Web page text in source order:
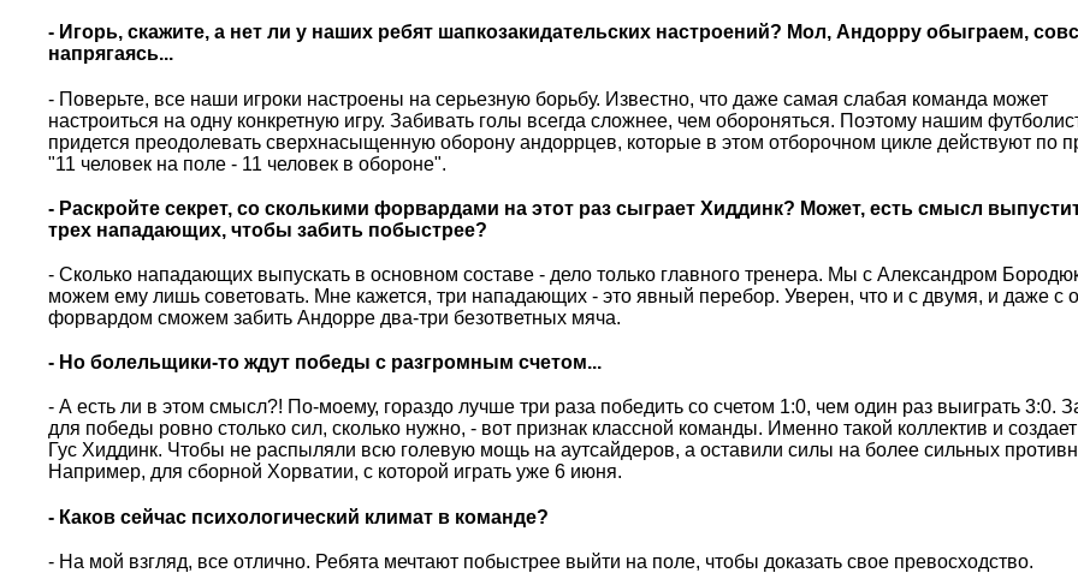
- Игорь, скажите, а нет ли у наших ребят шапкозакидательских настроений? Мол, Андорру обыграем,
напрягаясь...
- Поверьте, все наши игроки настроены на серьезную борьбу. Известно, что даже самая слабая команда может
настроиться на одну конкретную игру. Забивать голы всегда сложнее, чем обороняться. Поэтому нашим
придется преодолевать сверхнасыщенную оборону андоррцев, которые в этом отборочном цикле действуют по
"11 человек на поле - 11 человек в обороне".
- Раскройте секрет, со сколькими форвардами на этот раз сыграет Хиддинк? Может, есть смысл
трех нападающих, чтобы забить побыстрее?
- Сколько нападающих выпускать в основном составе - дело только главного тренера. Мы с Александром
можем ему лишь советовать. Мне кажется, три нападающих - это явный перебор. Уверен, что и с двумя, и даже с
форвардом сможем забить Андорре два-три безответных мяча.
- Но болельщики-то ждут победы с разгромным счетом...
- А есть ли в этом смысл?! По-моему, гораздо лучше три раза победить со счетом 1:0, чем один раз выиграть 3:0.
для победы ровно столько сил, сколько нужно, - вот признак классной команды. Именно такой коллектив и
Гус Хиддинк. Чтобы не распыляли всю голевую мощь на аутсайдеров, а оставили силы на более сильных
Например, для сборной Хорватии, с которой играть уже 6 июня.
- Каков сейчас психологический климат в команде?
- На мой взгляд, все отлично. Ребята мечтают побыстрее выйти на поле, чтобы доказать свое превосходство.